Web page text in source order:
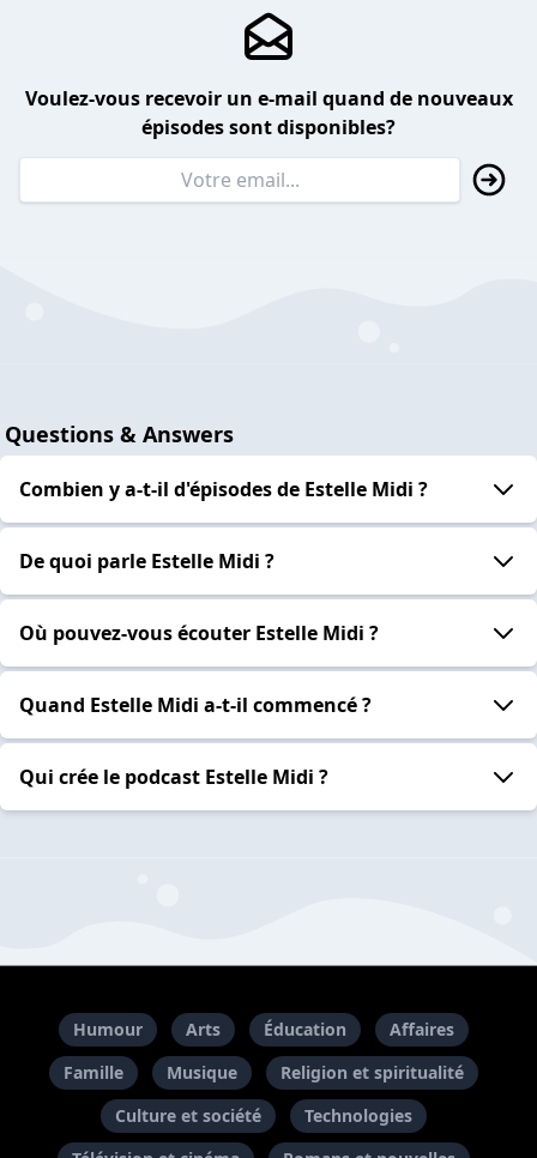
Voulez-vous recevoir un e-mail quand de nouveaux
épisodes sont disponibles?
Questions & Answers
Combien y a-t-il d'épisodes de Estelle Midi ?
De quoi parle Estelle Midi ?
Où pouvez-vous écouter Estelle Midi ?
Quand Estelle Midi a-t-il commencé ?
Qui crée le podcast Estelle Midi ?
Humour Arts Éducation
Affaires
Famille
Musique
Religion et spiritualité
Culture et société
Technologies